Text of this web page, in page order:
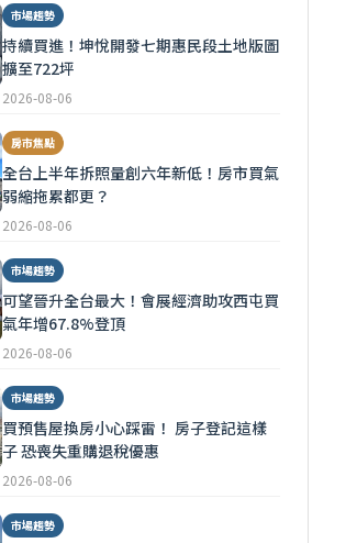
市場趨勢
持續買進！坤悅開發七期惠民段土地版圖
擴至722坪
2026-08-06
房市焦點
全台上半年拆照量創六年新低！房市買氣
弱縮拖累都更？
2026-08-06
市場趨勢
可望晉升全台最大！會展經濟助攻西屯買
氣年增67.8%登頂
2026-08-06
市場趨勢
買預售屋換房小心踩雷！ 房子登記這樣
子 恐喪失重購退稅優惠
2026-08-06
市場趨勢